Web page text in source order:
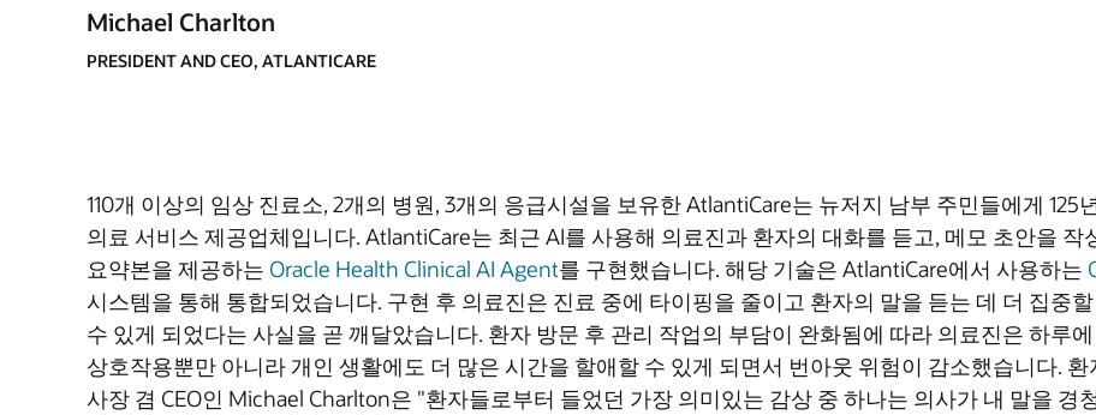
Michael Charlton
PRESIDENT AND CEO, ATLANTICARE
110개 이상의 임상 진료소, 2개의 병원, 3개의 응급시설을 보유한 AtlantiCare는 뉴저지 남부 주민들에게
의료 서비스 제공업체입니다. AtlantiCare는 최근 AI를 사용해 의료진과 환자의 대화를 듣고, 메모 초안을
요약본을 제공하는 Oracle Health Clinical AI Agent를 구현했습니다. 해당 기술은 AtlantiCare에서 사용하는
시스템을 통해 통합되었습니다. 구현 후 의료진은 진료 중에 타이핑을 줄이고 환자의 말을 듣는 데 더 집중
수 있게 되었다는 사실을 곧 깨달았습니다. 환자 방문 후 관리 작업의 부담이 완화됨에 따라 의료진은 하루
상호작용뿐만 아니라 개인 생활에도 더 많은 시간을 할애할 수 있게 되면서 번아웃 위험이 감소했습니다.
사장 겸 CEO인 Michael Charlton은 "환자들로부터 들었던 가장 의미있는 감상 중 하나는 의사가 내 말을 경